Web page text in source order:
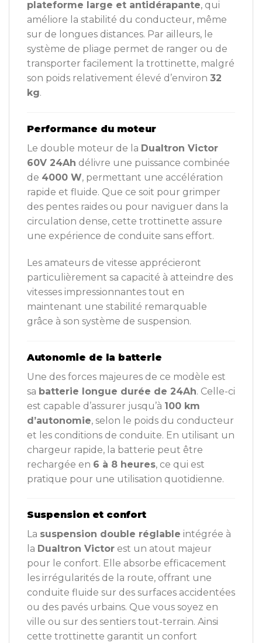
plateforme large et antidérapante, qui
améliore la stabilité du conducteur, même
sur de longues distances. Par ailleurs, le
système de pliage permet de ranger ou de
transporter facilement la trottinette, malgré
son poids relativement élevé d’environ 32
kg.
Performance du moteur
Le double moteur de la Dualtron Victor
60V 24Ah délivre une puissance combinée
de 4000 W, permettant une accélération
rapide et fluide. Que ce soit pour grimper
des pentes raides ou pour naviguer dans la
circulation dense, cette trottinette assure
une expérience de conduite sans effort.
Les amateurs de vitesse apprécieront
particulièrement sa capacité à atteindre des
vitesses impressionnantes tout en
maintenant une stabilité remarquable
grâce à son système de suspension.
Autonomie de la batterie
Une des forces majeures de ce modèle est
sa batterie longue durée de 24Ah. Celle-ci
est capable d’assurer jusqu’à 100 km
d’autonomie, selon le poids du conducteur
et les conditions de conduite. En utilisant un
chargeur rapide, la batterie peut être
rechargée en 6 à 8 heures, ce qui est
pratique pour une utilisation quotidienne.
Suspension et confort
La suspension double réglable intégrée à
la Dualtron Victor est un atout majeur
pour le confort. Elle absorbe efficacement
les irrégularités de la route, offrant une
conduite fluide sur des surfaces accidentées
ou des pavés urbains. Que vous soyez en
ville ou sur des sentiers tout-terrain. Ainsi
cette trottinette garantit un confort